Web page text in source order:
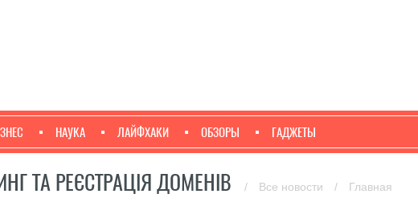
НАУКА ЛАЙФХАКИ ОБЗОРЫ ГАДЖЕТЫ
ТА РЕЄСТРАЦІЯ ДОМЕНІВ / Все новости / Главная